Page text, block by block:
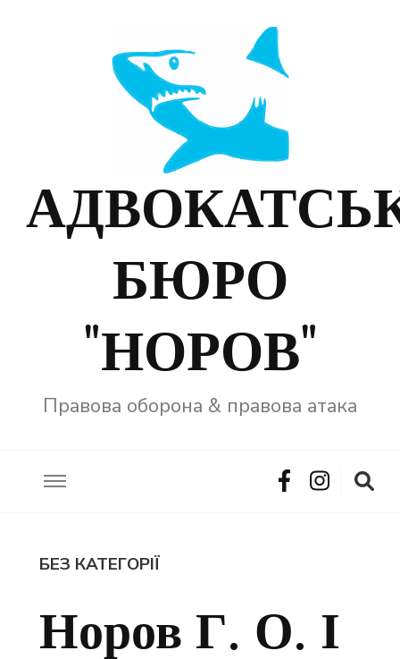
БЮРО
"НОРОВ"
Правова оборона & правова атака
БЕЗ КАТЕГОРІЇ
Норов Г. О. І